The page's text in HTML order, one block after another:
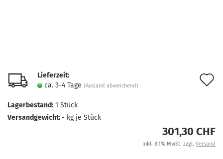
Lieferzeit:
ca. 3-4 Tage (Ausland abweichend)
Lagerbestand: 1 Stück
Versandgewicht:- kg je Stück
301,30 CHF
inkl. 8.1% MwSt. zzgl. Versand